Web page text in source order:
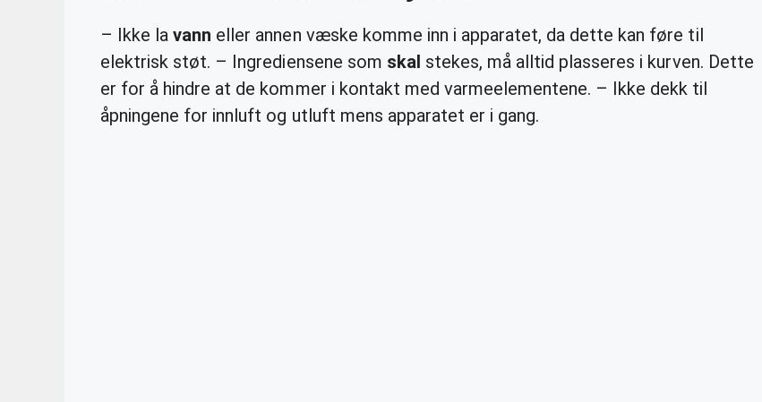
– Ikke lavann eller annen væske komme inn i apparatet, da dette kan føre til
elektrisk støt. – Ingrediensene som skal stekes, må alltid plasseres i kurven. Dette
er for å hindre at de kommer i kontakt med varmeelementene. – Ikke dekk til
åpningene for innluft og utluft mens apparatet er i gang.